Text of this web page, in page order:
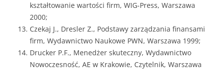
kształtowanie wartości firm, WIG-Press, Warszawa
2000;
Czekaj J., Dresler Z., Podstawy zarządzania finansami
firm, Wydawnictwo Naukowe PWN, Warszawa 1999;
Drucker P.F., Menedżer skuteczny, Wydawnictwo
Nowoczesność, AE w Krakowie, Czytelnik, Warszawa